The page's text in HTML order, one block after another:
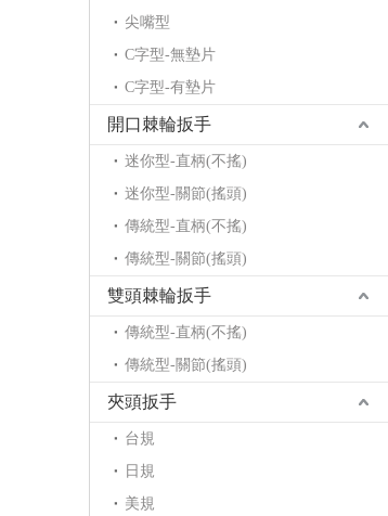
尖嘴型
C字型-無墊片
C字型-有墊片
開口棘輪扳手
迷你型-直柄(不搖)
迷你型-關節(搖頭)
傳統型-直柄(不搖)
傳統型-關節(搖頭)
雙頭棘輪扳手
傳統型-直柄(不搖)
傳統型-關節(搖頭)
夾頭扳手
台規
日規
美規